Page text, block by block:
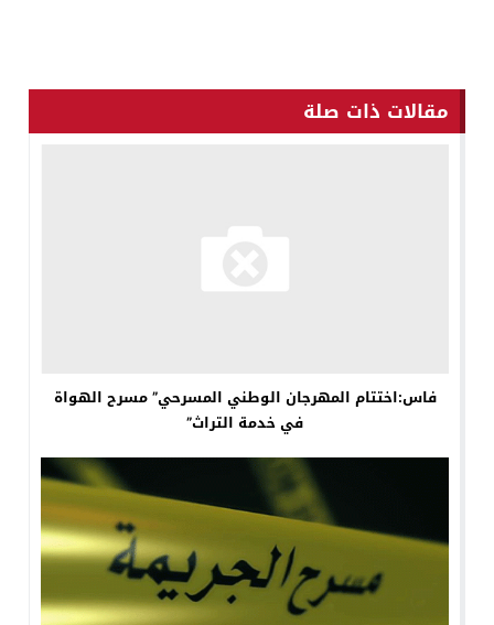
مقالات ذات صلة
فاس:اختتام المهرجان الوطني المسرحي” مسرح الهواة
في خدمة التراث”